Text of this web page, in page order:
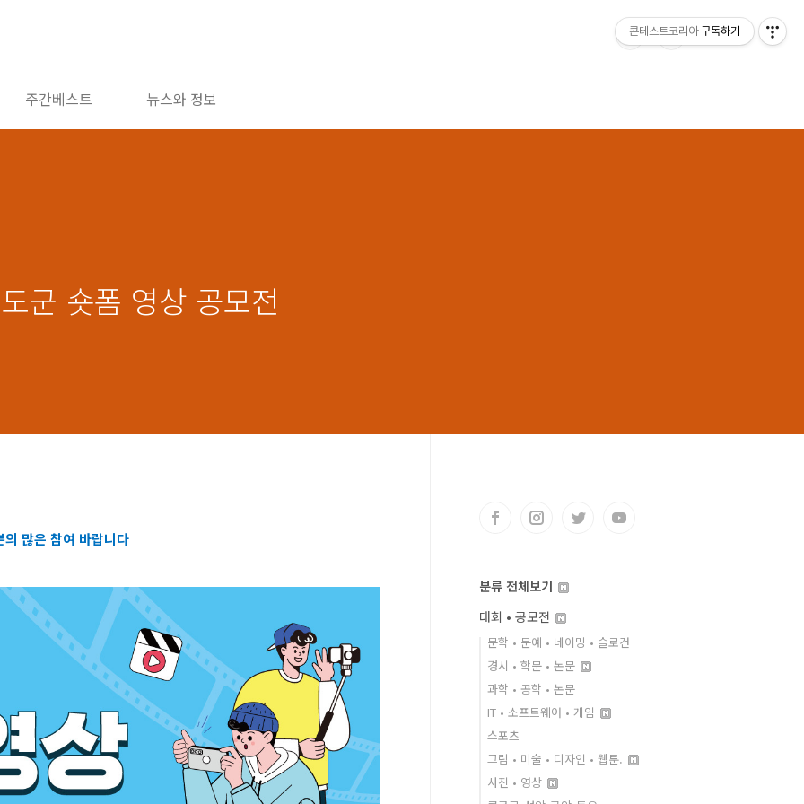
주간베스트 뉴스와 정보
군 숏폼 영상 공모전
의 많은 참여 바랍니다
분류 전체보기
대회 • 공모전
문학 • 문예 • 네이밍 • 슬로건
경시 • 학문 • 논문
과학 • 공학 • 논문
IT • 소프트웨어 • 게임
스포츠
그림 • 미술 • 디자인 • 웹툰.
사진 • 영상
콘테스트코리아 구독하기